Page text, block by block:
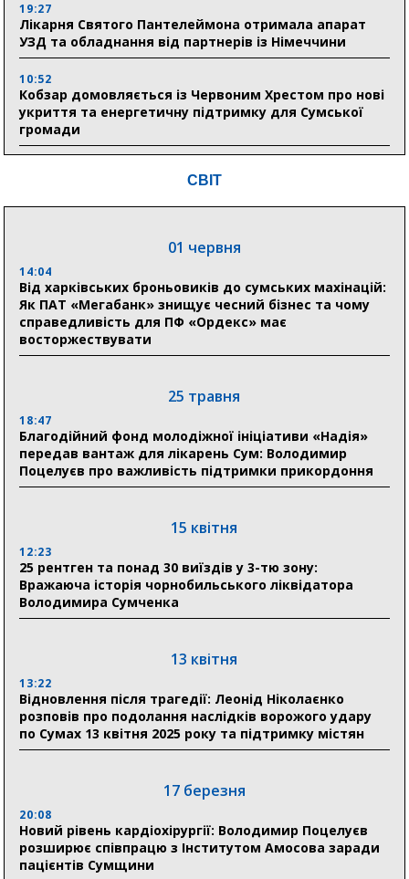
19:27
Лікарня Святого Пантелеймона отримала апарат
УЗД та обладнання від партнерів із Німеччини
10:52
Кобзар домовляється із Червоним Хрестом про нові
укриття та енергетичну підтримку для Сумської
громади
Понад 8 мільйонів книжок згоріли. Як допомогти
04 серпня
20:41
Пенсійний фонд Сумщини спрямував 0,2 млрд грн
на пенсії, страхові виплати та підтримку
прифронтових громад
03 серпня
Романько розширює програму відпочинку дітей із
прифронтової Сумщини: перша група оздоровилася
в Австрії
відновлення житла майже на 6,6 млн грн
31 липня
17:52
«Укрексімбанк» припиняє виплату пенсій: у
Пенсійному фонді Сумщини пояснили, що робити
людям
Артем Кобзар вручив родинам 20 полеглих Героїв
відзнаки «Почесного громадянина міста Суми»
30 липня
СВІТ
01 червня
14:04
Від харківських броньовиків до сумських махінацій:
Як ПАТ «Мегабанк» знищує чесний бізнес та чому
справедливість для ПФ «Ордекс» має
восторжествувати
25 травня
18:47
Благодійний фонд молодіжної ініціативи «Надія»
передав вантаж для лікарень Сум: Володимир
Поцелуєв про важливість підтримки прикордоння
15 квітня
12:23
25 рентген та понад 30 виїздів у 3-тю зону:
Вражаюча історія чорнобильського ліквідатора
Володимира Сумченка
13 квітня
13:22
Відновлення після трагедії: Леонід Ніколаєнко
розповів про подолання наслідків ворожого удару
по Сумах 13 квітня 2025 року та підтримку містян
17 березня
20:08
Новий рівень кардіохірургії: Володимир Поцелуєв
розширює співпрацю з Інститутом Амосова заради
пацієнтів Сумщини